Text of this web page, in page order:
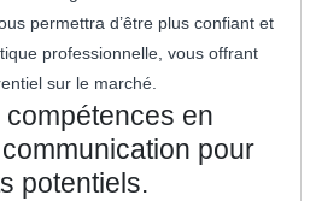
permettra d’être plus confiant et
professionnelle, vous offrant
sur le marché.
en
pour
potentiels.